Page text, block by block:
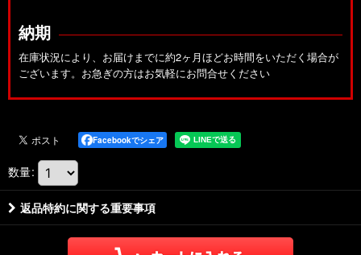
納期
在庫状況により、お届けまでに約2ヶ月ほどお時間をいただく場合が
ございます。お急ぎの方はお気軽にお問合せください
Facebookでシェア
数量:
返品特約に関する重要事項